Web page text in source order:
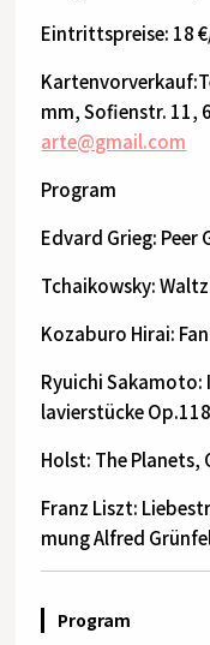
Eintrittspreise: 18
mm, Sofienstr. 11,
arte@gmail.com
Program
Edvard Grieg: Peer
Tchaikowsky:
Kozaburo Hirai:
Ryuichi Sakamoto:
lavierstücke
Holst: The
Franz Liszt:
mung Alfred
Program